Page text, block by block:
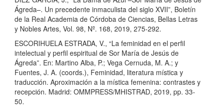
Ágreda–. Un precedente inmaculista del siglo XVII”, Boletín
de la Real Academia de Córdoba de Ciencias, Bellas Letras
y Nobles Artes, Vol. 98, Nº. 168, 2019, 275-292.
ESCORIHUELA ESTRADA, V., “La feminidad en el perfil
intelectual y perfil espiritual de Sor María de Jesús de
Ágreda”. En: Martino Alba, P.; Vega Cernuda, M. A.; y
Fuentes, J. A. (coords.), Feminidad, literatura mística y
traducción. Aproximación a la mística femenina: contrastes y
recepción. Madrid: OMMPRESS/MHISTRAD, 2019, pp. 33-
50.